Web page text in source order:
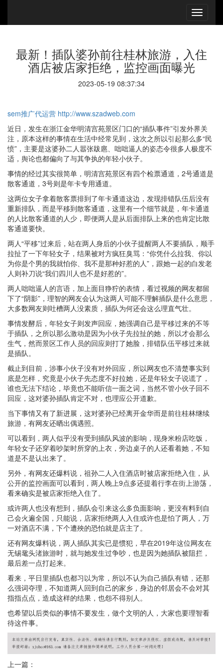
最新！插队婆孙前往桂林旅游，入住
酒店被店家拒绝，监控画面曝光
2023-05-19 08:37:34
sem推广代运营 http://www.szadweb.com
近日，发生在浙江金华明清宫苑景区门口的“插队事件”引发外界关
注，原本这样的事情在生活中经常见到，这次之所以引起那么多“民
愤”，主要是这婆孙二人嚣张跋扈、咄咄逼人的姿态令很多人极度不
适，舆论也都偏向了与其争执的年轻小伙子。
事情的经过其实很简单，明清宫苑景区有四个检票通道，2号通道是
散客通道，3号则是年卡专用通道。
这两位女子拿着散客票排到了年卡通道这边，发现排错队伍后没有
重新排队，而是平移到散客通道，这里有一个细节就是，年卡通道
的人比散客通道的人少，即便两人是从后面排队上来的也肯定比散
客通道要快。
两人“平移”过来后，站在两人身后的小伙子提醒两人不要插队，顺手
拉扯了一下年轻女子，结果被对方疯狂臭骂：“你凭什么拉我、你以
为你是个男的我就怕你、我不是那种好惹的人”，跟她一起的白发老
人则补刀说“我们四川人也不是好惹的”。
两人咄咄逼人的言语，加上面目狰狞的表情，看过视频的网友都留
下了“阴影”，理智的网友会认为这两人可能不理解插队是什么意思，
大多数网友则吐槽两人没素质，插队为何还会这么理直气壮。
事情发酵后，年轻女子则发声回应，她强调自己是平移过来的不等
于插队，之所以那么激动是因为小伙子先拉扯的她，所以才会那么
生气，然而景区工作人员的回应则打了她脸，排错队伍平移过来就
是插队。
截止到目前，涉事小伙子没有对外回应，所以网友也不清楚事实到
底是怎样，究竟是小伙子先态度不好拉她，还是年轻女子说谎了，
谁也无法下结论，毕竟也不能听信一面之词，当然不管小伙子回不
回应，这对婆孙插队肯定不对，也理应公开道歉。
当下事情又有了新进展，这对婆孙已经离开金华而是前往桂林继续
旅游，有网友还晒出偶遇照。
可以看到，两人似乎没有受到插队风波的影响，现身米粉店吃饭，
年轻女子还穿着吵架时所穿的上衣，旁边桌子的人还看着她，不知
道是不是认出来了。
另外，有网友还爆料说，祖孙二人入住酒店时被店家拒绝入住，从
公开的监控画面可以看到，两人晚上9点多还提着行李在街上游荡，
看来确实是被店家拒绝入住了。
或许两人也没有想到，插队会引来这么多负面影响，更没有料到自
己会火遍全国，只能说，店家拒绝两人入住或许也是怕了两人，万
一对酒店不满，下个遭殃的恐怕就是店主了。
还有网友爆料说，两人插队其实已是惯犯，早在2019年这位网友在
无锡鼋头渚旅游时，就与她发生过争吵，也是因为她插队被阻拦，
最后差一点打起来。
看来，平日里插队也都习以为常，所以不认为自己插队有错，还那
么强词夺理，不知道两人回到自己的家乡，身边的邻居会不会对其
指指点点，造成这样的结果，也怨不得别人。
也希望以后类似的事情不要发生，做个文明的人，大家也要理智看
待这件事。
上一篇：